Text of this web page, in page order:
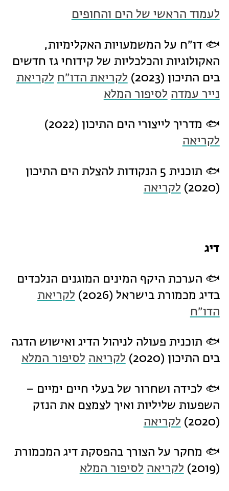
לעמוד הראשי של הים והחופים
🐟 דו״ח על המשמעויות האקלימיות,
האקולוגיות והכלכליות של קידוחי גז חדשים
בים התיכון (2023)
לקריאת הדו״ח לקריאת
נייר עמדה לסיפור המלא
🐟 מדריך לייצורי הים התיכון (2022)
לקריאה
🐟 תוכנית 5 הנקודות להצלת הים התיכון
(2020)
לקריאה
דיג
🐟 הערכת היקף המינים המוגנים הנלכדים
בדיג מכמורת בישראל (2026)
לקריאת
הדו״ח
🐟 תוכנית פעולה לניהול הדיג ואישוש הדגה
בים התיכון (2020)
לקריאה לסיפור המלא
🐟 לכידה ושחרור של בעלי חיים ימיים –
השפעות שליליות ואיך לצמצם את הנזק
(2020)
לקריאה
🐟 מחקר על הצורך בהפסקת דיג המכמורת
(2019)
לקריאה לסיפור המלא